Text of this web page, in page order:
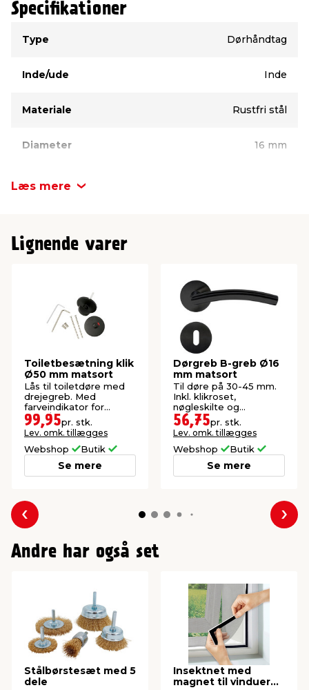
Specifikationer
Type
Dørhåndtag
Inde/ude Inde
Materiale Rustfri stål
Diameter 16 mm
Læs mere
Lignende varer
Toiletbesætning klik
Ø50 mm matsort
Lås til toiletdøre med
drejegreb. Med
farveindikator for
åben/låst dør.
99,95pr. stk.
Lev. omk. tillægges
Webshop Butik
Se mere
Dørgreb B-greb Ø16
mm matsort
Til døre på 30-45 mm.
Inkl. klikroset,
nøgleskilte og
monteringssæt.
56,75pr. stk.
Lev. omk. tillægges
Webshop Butik
Se mere
Forrige
Andre har også set
Stålbørstesæt med 5
dele
Insektnet med
magnet til vinduer